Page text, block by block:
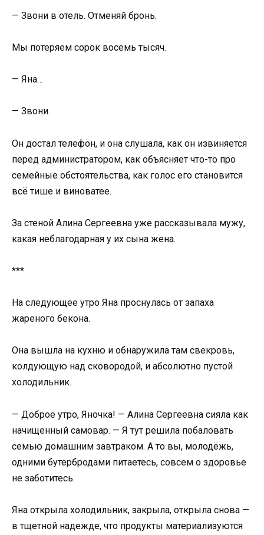
— Звони в отель. Отменяй бронь.
Мы потеряем сорок восемь тысяч.
— Яна…
— Звони.
Он достал телефон, и она слушала, как он извиняется
перед администратором, как объясняет что-то про
семейные обстоятельства, как голос его становится
всё тише и виноватее.
За стеной Алина Сергеевна уже рассказывала мужу,
какая неблагодарная у их сына жена.
***
На следующее утро Яна проснулась от запаха
жареного бекона.
Она вышла на кухню и обнаружила там свекровь,
колдующую над сковородой, и абсолютно пустой
холодильник.
— Доброе утро, Яночка! — Алина Сергеевна сияла как
начищенный самовар. — Я тут решила побаловать
семью домашним завтраком. А то вы, молодёжь,
одними бутербродами питаетесь, совсем о здоровье
не заботитесь.
Яна открыла холодильник, закрыла, открыла снова —
в тщетной надежде, что продукты материализуются